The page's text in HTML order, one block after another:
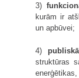
3)
kurām ir
un apbūvei;
4)
struktūras